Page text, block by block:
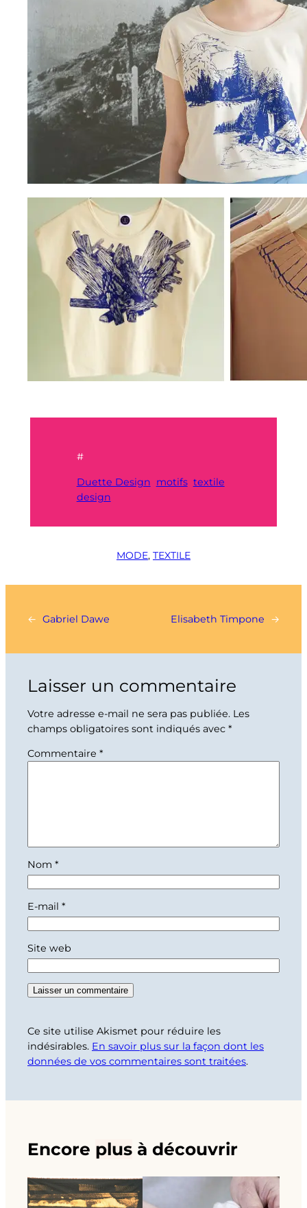
#
Duette Design motifs textile
design
MODE, TEXTILE
← Gabriel Dawe Elisabeth Timpone →
Laisser un commentaire
Votre adresse e-mail ne sera pas publiée. Les
champs obligatoires sont indiqués avec *
Commentaire *
Nom *
E-mail *
Site web
Ce site utilise Akismet pour réduire les
indésirables. En savoir plus sur la façon dont les
données de vos commentaires sont traitées.
Encore plus à découvrir